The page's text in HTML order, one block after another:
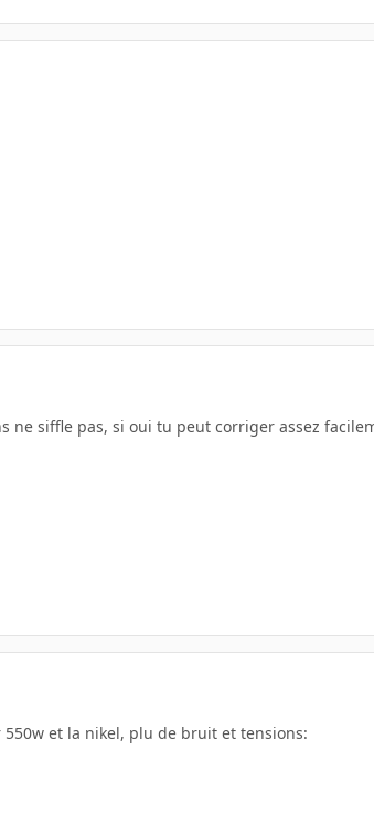
ne siffle pas, si oui tu peut corriger assez
et la nikel, plu de bruit et tensions: